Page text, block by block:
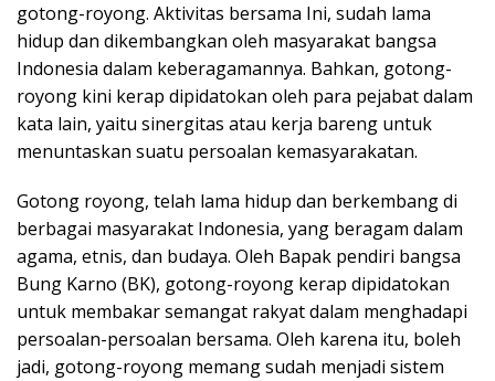
gotong-royong. Aktivitas bersama Ini, sudah lama
hidup dan dikembangkan oleh masyarakat bangsa
Indonesia dalam keberagamannya. Bahkan, gotong-
royong kini kerap dipidatokan oleh para pejabat dalam
kata lain, yaitu sinergitas atau kerja bareng untuk
menuntaskan suatu persoalan kemasyarakatan.
Gotong royong, telah lama hidup dan berkembang di
berbagai masyarakat Indonesia, yang beragam dalam
agama, etnis, dan budaya. Oleh Bapak pendiri bangsa
Bung Karno (BK), gotong-royong kerap dipidatokan
untuk membakar semangat rakyat dalam menghadapi
persoalan-persoalan bersama. Oleh karena itu, boleh
jadi, gotong-royong memang sudah menjadi sistem